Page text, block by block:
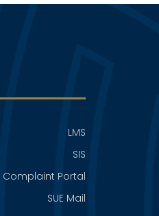
LMS
SIS
Complaint Portal
SUE Mail